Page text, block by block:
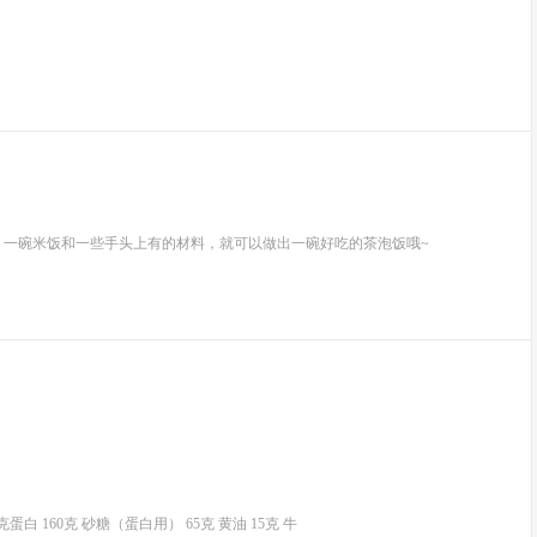
碗米饭和一些手头上有的材料，就可以做出一碗好吃的茶泡饭哦~
蛋白 160克 砂糖（蛋白用） 65克 黄油 15克 牛